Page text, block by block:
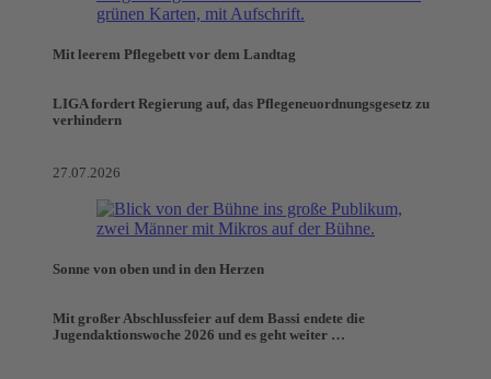
Mit leerem Pflegebett vor dem Landtag
LIGA fordert Regierung auf, das Pflegeneuordnungsgesetz zu
verhindern
27.07.2026
Sonne von oben und in den Herzen
Mit großer Abschlussfeier auf dem Bassi endete die
Jugendaktionswoche 2026 und es geht weiter …